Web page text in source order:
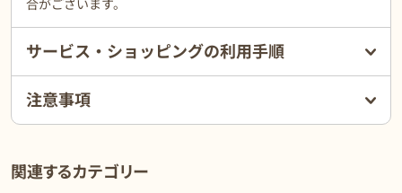
合がございます。
サービス・ショッピングの利用手順
注意事項
関連するカテゴリー